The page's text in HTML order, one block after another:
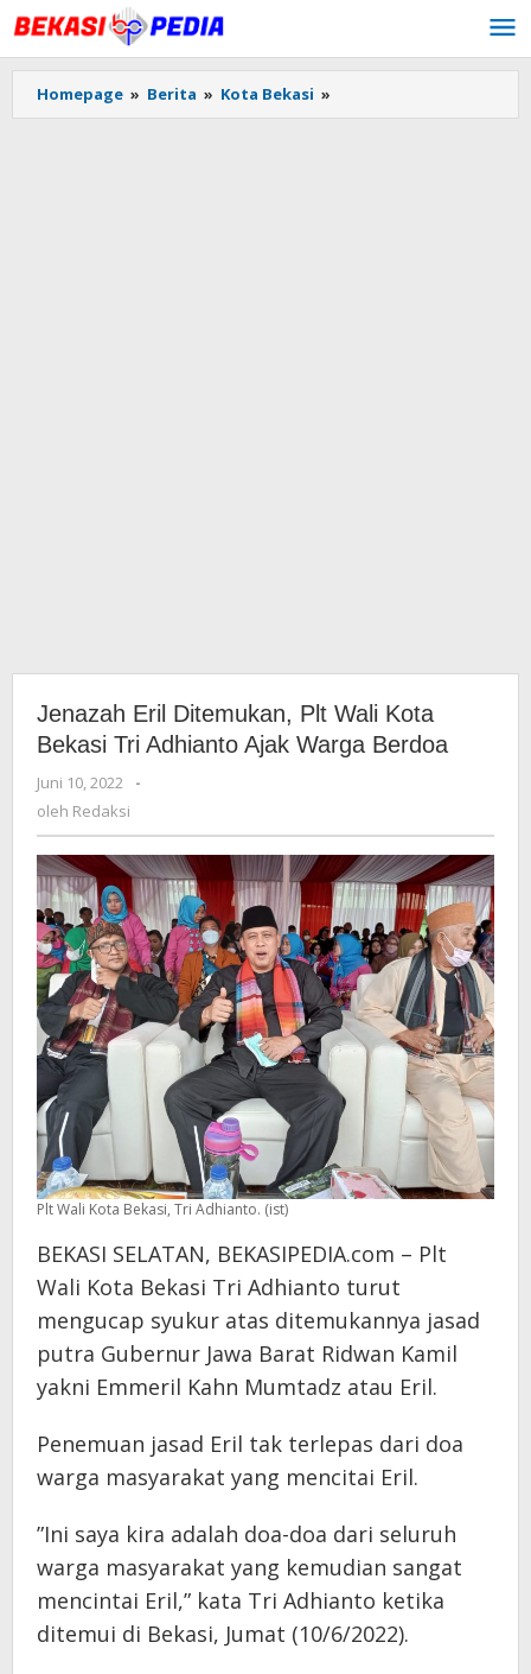
Lewati
ke
konten
Homepage » Berita » Kota Bekasi »
Eril
Jenazah Eril Ditemukan, Plt Wali Kota
Bekasi Tri Adhianto Ajak Warga Berdoa
Juni 10, 2022
oleh
-
oleh Redaksi
Plt Wali Kota Bekasi, Tri Adhianto. (ist)
BEKASI SELATAN, BEKASIPEDIA.com – Plt
Wali Kota Bekasi Tri Adhianto turut
mengucap syukur atas ditemukannya jasad
putra Gubernur Jawa Barat Ridwan Kamil
yakni Emmeril Kahn Mumtadz atau Eril.
Penemuan jasad Eril tak terlepas dari doa
warga masyarakat yang mencitai Eril.
”Ini saya kira adalah doa-doa dari seluruh
warga masyarakat yang kemudian sangat
mencintai Eril,” kata Tri Adhianto ketika
ditemui di Bekasi, Jumat (10/6/2022).